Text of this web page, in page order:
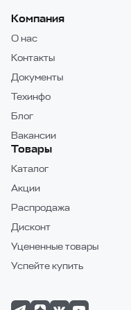
Компания
О нас
Контакты
Документы
Техинфо
Блог
Вакансии
Товары
Каталог
Акции
Распродажа
Дисконт
Уцененные товары
Успейте купить